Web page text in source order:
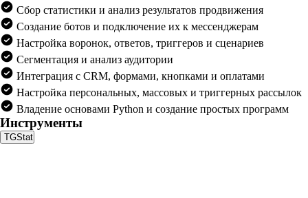
Сбор статистики и анализ результатов продвижения
Создание ботов и подключение их к мессенджерам
Настройка воронок, ответов, триггеров и сценариев
Сегментация и анализ аудитории
Интеграция с CRM, формами, кнопками и оплатами
Настройка персональных, массовых и триггерных рассылок
Владение основами Python и создание простых программ
Инструменты
TGStat